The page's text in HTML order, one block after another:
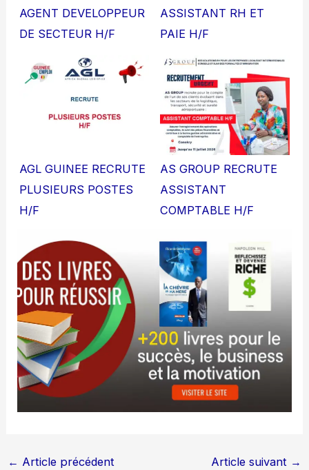
AGENT DEVELOPPEUR
DE SECTEUR H/F
ASSISTANT RH ET
PAIE H/F
AGL GUINEE RECRUTE
PLUSIEURS POSTES
H/F
AS GROUP RECRUTE
ASSISTANT
COMPTABLE H/F
← Article précédent Article suivant →